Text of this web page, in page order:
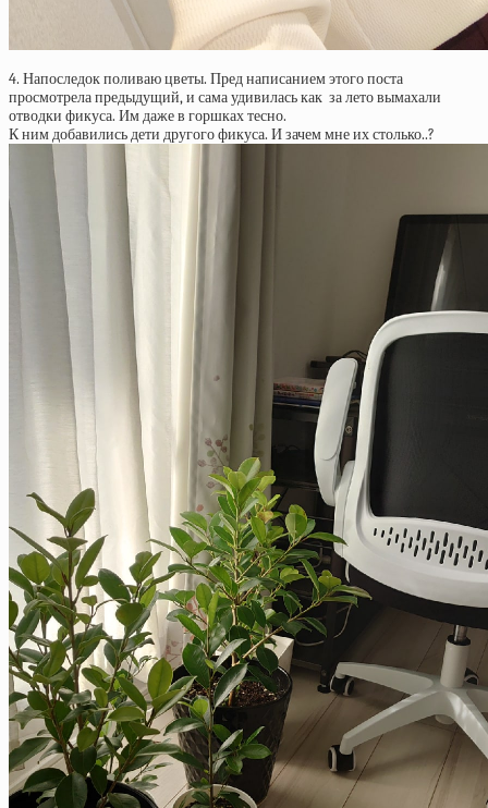
4. Напоследок поливаю цветы. Пред написанием этого поста
просмотрела предыдущий, и сама удивилась как за лето вымахали
отводки фикуса. Им даже в горшках тесно.
К ним добавились дети другого фикуса. И зачем мне их столько..?